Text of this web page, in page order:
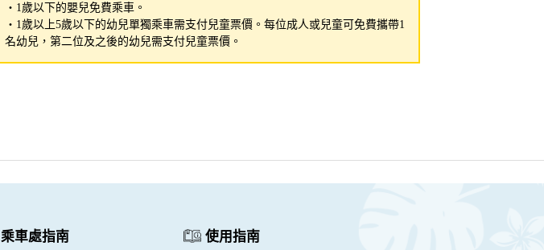
・1歲以下的嬰兒免費乘車。
・1歲以上5歲以下的幼兒單獨乘車需支付兒童票價。每位成人或兒童可免費攜帶1
名幼兒，第二位及之後的幼兒需支付兒童票價。
乘車處指南 使用指南